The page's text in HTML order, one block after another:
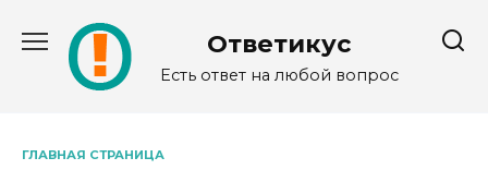
содержанию
Ответикус
Есть ответ на любой вопрос
ГЛАВНАЯ СТРАНИЦА